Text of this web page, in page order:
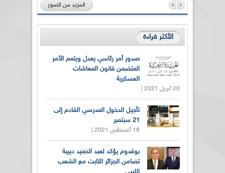
المزيد من الصور
الأكثر قراءة
صدور أمر رئاسي يعدل ويتمم الأمر
المتضمن قانون المعاشات
العسكرية
20 أبريل 2021 |
تأجيل الدخول المدرسي القادم إلى
21 سبتمبر
18 أغسطس 2021 |
بوقدوم يؤكد لعبد الحميد دبيبة
تضامن الجزائر الثابت مع الشعب